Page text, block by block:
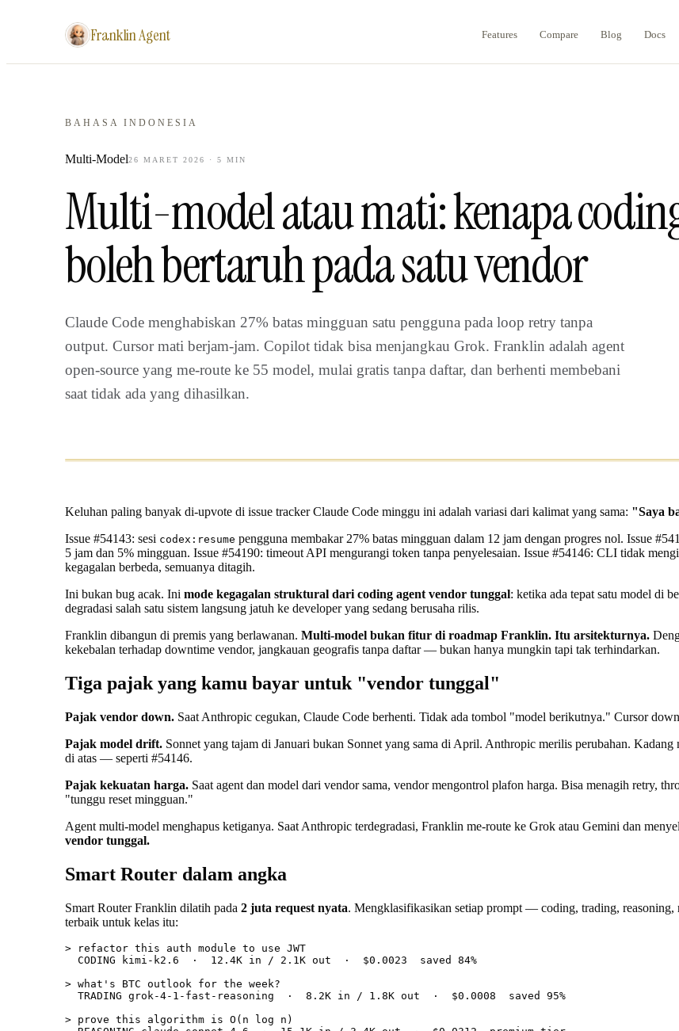
Franklin Agent Features Compare Blog Docs
BAHASA INDONESIA
Multi-Model26 MARET 2026 · 5 MIN
Multi-model atau mati: kenapa
boleh bertaruh pada satu vendor
Claude Code menghabiskan 27% batas mingguan satu pengguna pada loop retry tanpa
output. Cursor mati berjam-jam. Copilot tidak bisa menjangkau Grok. Franklin adalah agent
open-source yang me-route ke 55 model, mulai gratis tanpa daftar, dan berhenti membebani
saat tidak ada yang dihasilkan.
Keluhan paling banyak di-upvote di issue tracker Claude Code minggu ini adalah variasi dari kalimat yang sama: "Saya
Issue #54143: sesi codex:resume pengguna membakar 27% batas mingguan dalam 12 jam dengan progres nol. Issue
5 jam dan 5% mingguan. Issue #54190: timeout API mengurangi token tanpa penyelesaian. Issue #54146: CLI tidak
kegagalan berbeda, semuanya ditagih.
Ini bukan bug acak. Ini mode kegagalan struktural dari coding agent vendor tunggal: ketika ada tepat satu model di
degradasi salah satu sistem langsung jatuh ke developer yang sedang berusaha rilis.
Franklin dibangun di premis yang berlawanan. Multi-model bukan fitur di roadmap Franklin. Itu arsitekturnya.
kekebalan terhadap downtime vendor, jangkauan geografis tanpa daftar — bukan hanya mungkin tapi tak terhindarkan.
Tiga pajak yang kamu bayar untuk "vendor tunggal"
Pajak vendor down. Saat Anthropic cegukan, Claude Code berhenti. Tidak ada tombol "model berikutnya." Cursor
Pajak model drift. Sonnet yang tajam di Januari bukan Sonnet yang sama di April. Anthropic merilis perubahan.
di atas — seperti #54146.
Pajak kekuatan harga. Saat agent dan model dari vendor sama, vendor mengontrol plafon harga. Bisa menagih retry,
"tunggu reset mingguan."
Agent multi-model menghapus ketiganya. Saat Anthropic terdegradasi, Franklin me-route ke Grok atau Gemini dan
vendor tunggal.
Smart Router dalam angka
Smart Router Franklin dilatih pada 2 juta request nyata. Mengklasifikasikan setiap prompt — coding, trading,
terbaik untuk kelas itu:
> refactor this auth module to use JWT
  CODING kimi-k2.6  ·  12.4K in / 2.1K out  ·  $0.0023  saved 84%
> what's BTC outlook for the week?
  TRADING grok-4-1-fast-reasoning  ·  8.2K in / 1.8K out  ·  $0.0008  saved 95%
> prove this algorithm is O(n log n)